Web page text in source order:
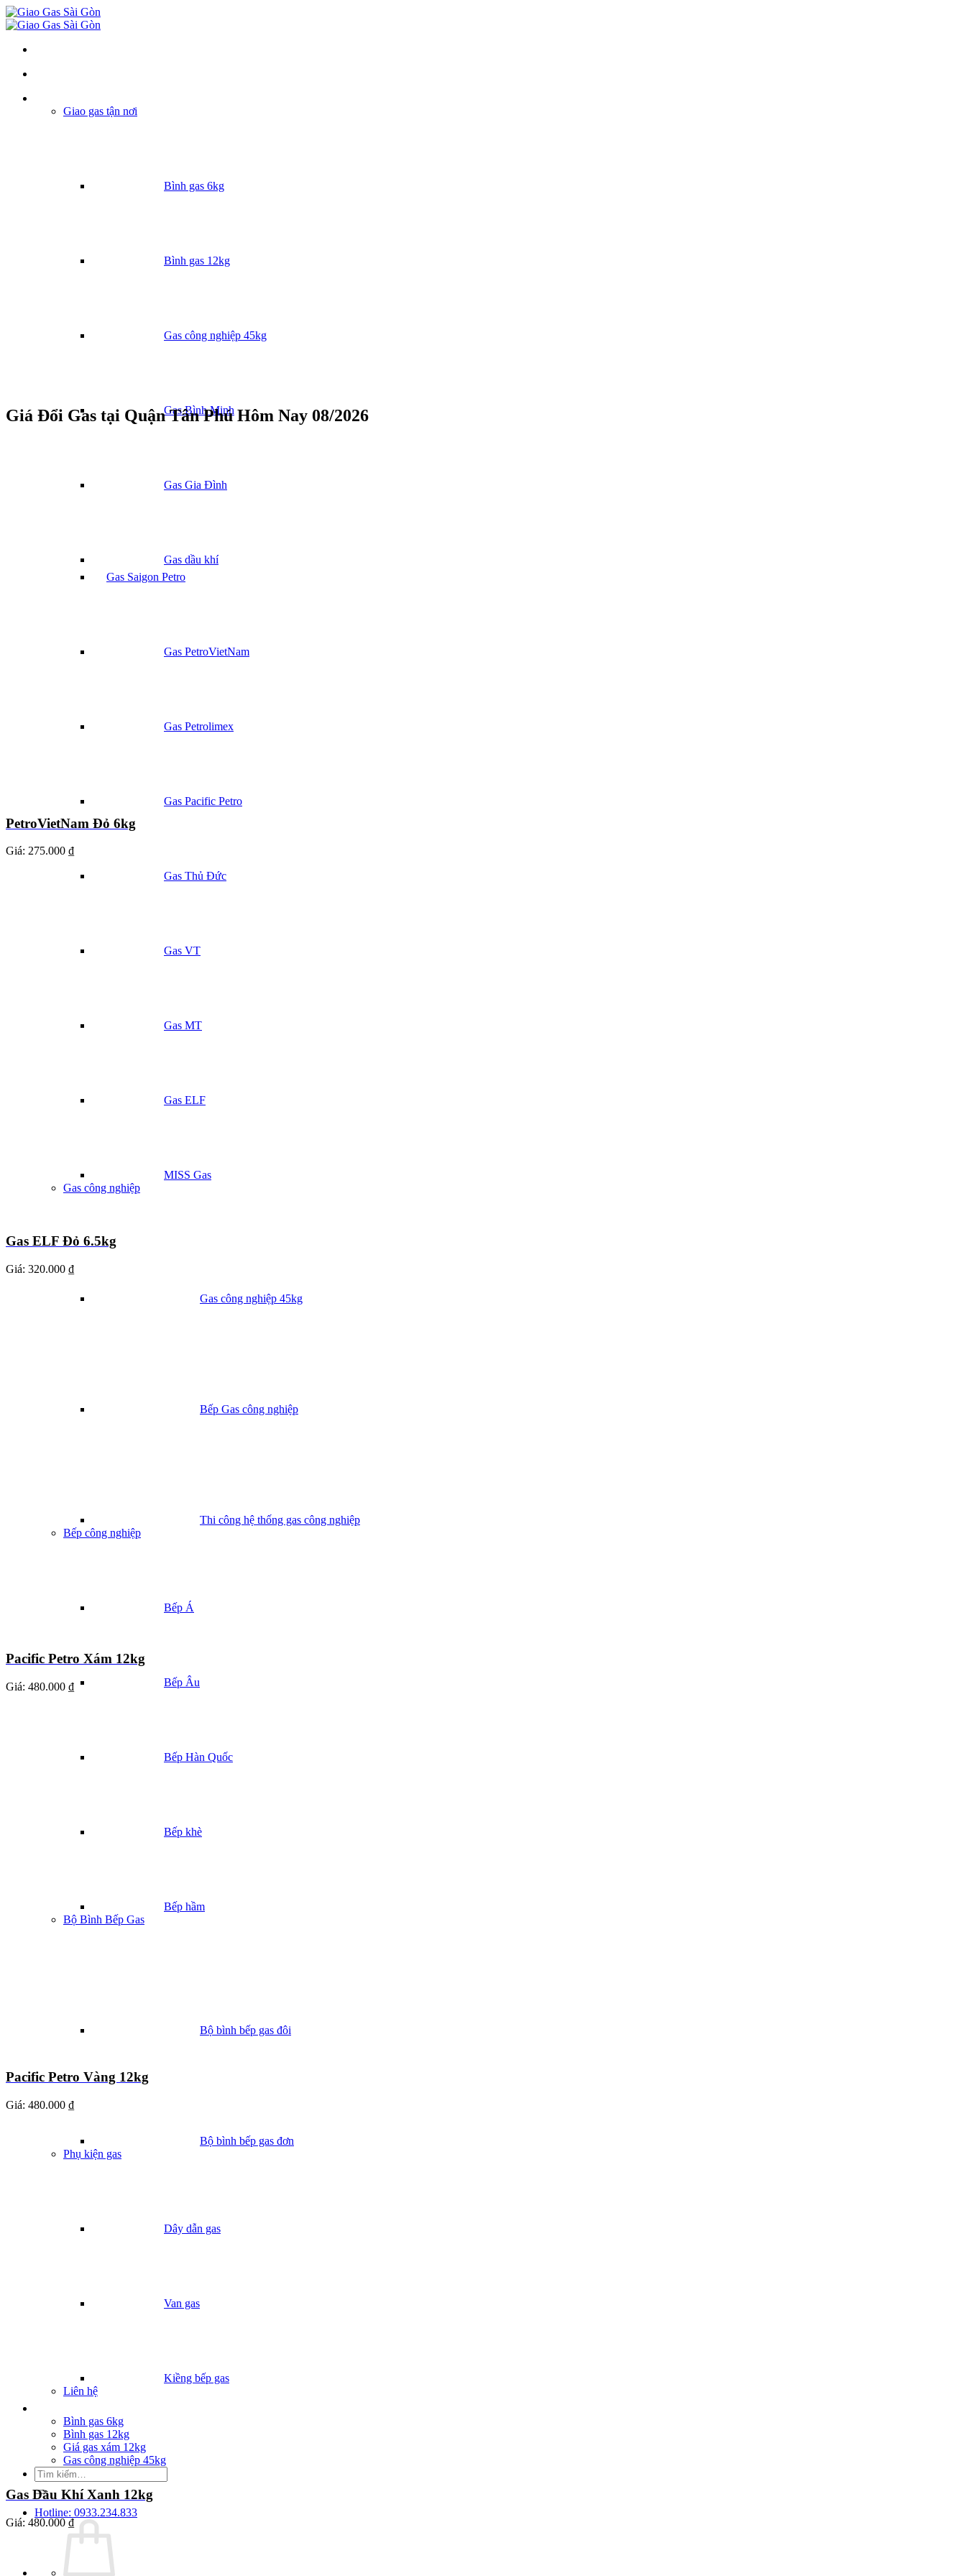
Giao gas tận nơi
Bình gas 6kg
Bình gas 12kg
Gas công nghiệp 45kg
Gas Bình Minh
Gas Gia Đình
Gas dầu khí
Gas Saigon Petro
Gas PetroVietNam
Gas Petrolimex
Gas Pacific Petro
Gas Thủ Đức
Gas VT
Gas MT
Gas ELF
MISS Gas
Gas công nghiệp
Gas công nghiệp 45kg
Bếp Gas công nghiệp
Thi công hệ thống gas công nghiệp
Bếp công nghiệp
Bếp Á
Bếp Âu
Bếp Hàn Quốc
Bếp khè
Bếp hầm
Bộ Bình Bếp Gas
Bộ bình bếp gas đôi
Bộ bình bếp gas đơn
Phụ kiện gas
Dây dẫn gas
Van gas
Kiềng bếp gas
Liên hệ
Bình gas 6kg
Bình gas 12kg
Giá gas xám 12kg
Gas công nghiệp 45kg
Tìm
kiếm:
Hotline: 0933.234.833
Giá Đổi Gas tại Quận Tân Phú Hôm Nay 08/2026
PetroVietNam Đỏ 6kg
Giá: 275.000 ₫
Gas ELF Đỏ 6.5kg
Giá: 320.000 ₫
Pacific Petro Xám 12kg
Giá: 480.000 ₫
Pacific Petro Vàng 12kg
Giá: 480.000 ₫
Gas Dầu Khí Xanh 12kg
Giá: 480.000 ₫